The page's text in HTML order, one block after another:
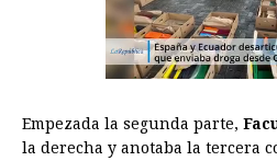
Empezada la segunda parte,
la derecha y anotaba la tercera